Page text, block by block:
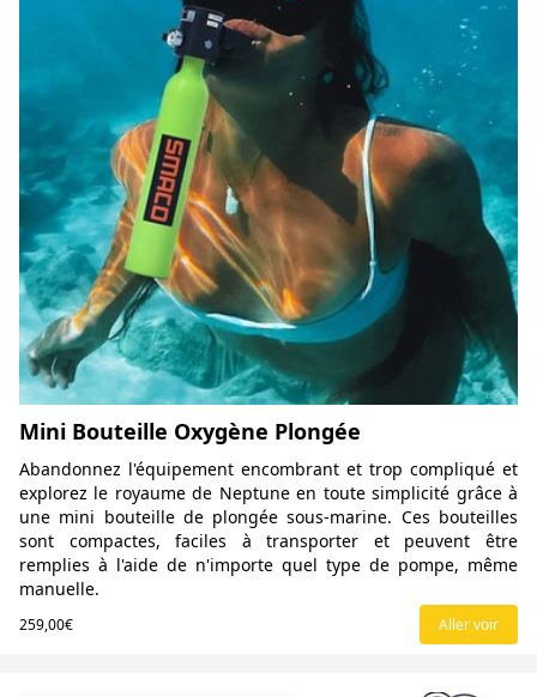
Mini Bouteille Oxygène Plongée
Abandonnez l'équipement encombrant et trop compliqué et
explorez le royaume de Neptune en toute simplicité grâce à
une mini bouteille de plongée sous-marine. Ces bouteilles
sont compactes, faciles à transporter et peuvent être
remplies à l'aide de n'importe quel type de pompe, même
manuelle.
259,00€ Aller voir